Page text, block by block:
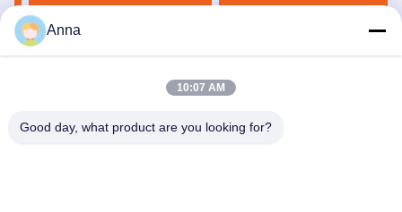
sistema extinguindo
modela
Obtenha o melhor preço
Anna
10:07 AM
Good day, what product are you looking for?